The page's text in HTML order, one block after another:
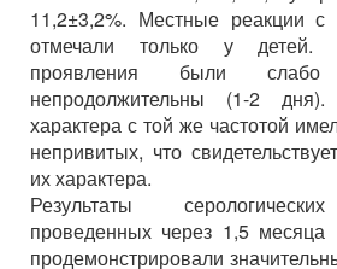
11,2±3,2%. Местные реакции с
отмечали только у детей.
проявления были
непродолжительны (1-2
характера с той же частотой
непривитых, что
их характера.
Результаты
проведенных через 1,5 месяца
продемонстрировали